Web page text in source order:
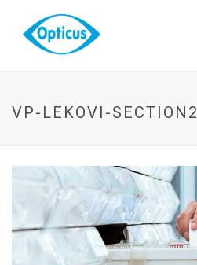
VP-LEKOVI-SECTION2